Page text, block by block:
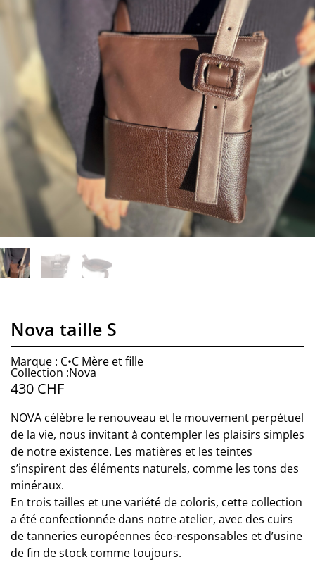
Nova taille S
Marque : C•C Mère et fille
Collection :Nova
430 CHF
NOVA célèbre le renouveau et le mouvement perpétuel
de la vie, nous invitant à contempler les plaisirs simples
de notre existence. Les matières et les teintes
s’inspirent des éléments naturels, comme les tons des
minéraux.
En trois tailles et une variété de coloris, cette collection
a été confectionnée dans notre atelier, avec des cuirs
de tanneries européennes éco-responsables et d’usine
de fin de stock comme toujours.